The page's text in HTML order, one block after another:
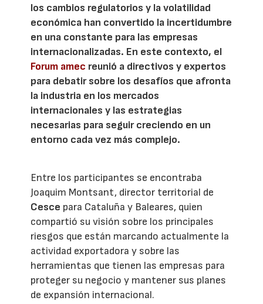
los cambios regulatorios y la volatilidad
económica han convertido la incertidumbre
en una constante para las empresas
internacionalizadas. En este contexto, el
Forum amec reunió a directivos y expertos
para debatir sobre los desafíos que afronta
la industria en los mercados
internacionales y las estrategias
necesarias para seguir creciendo en un
entorno cada vez más complejo.
Entre los participantes se encontraba
Joaquim Montsant, director territorial de
Cesce para Cataluña y Baleares, quien
compartió su visión sobre los principales
riesgos que están marcando actualmente la
actividad exportadora y sobre las
herramientas que tienen las empresas para
proteger su negocio y mantener sus planes
de expansión internacional.